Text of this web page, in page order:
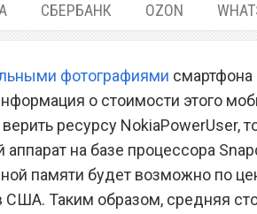
СБЕРБАНК OZON
Nokia 9
Apple
фотографиями смартфона
о стоимости этого
ресурсу NokiaPowerUser,
аппарат на базе процессора
памяти будет возможно по
США. Таким образом, средняя